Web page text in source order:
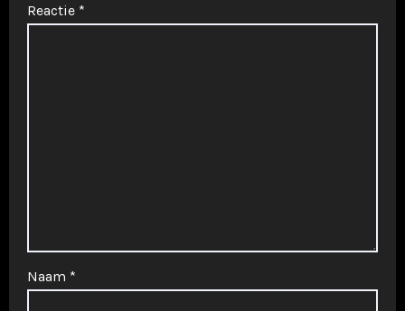
Reactie *
Naam *